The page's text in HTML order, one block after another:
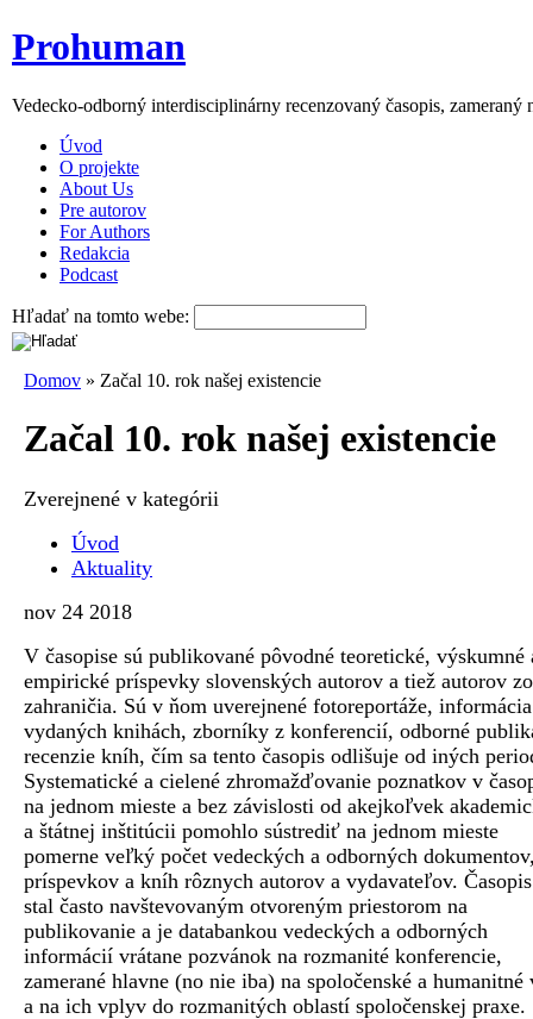
Prohuman
Vedecko-odborný interdisciplinárny recenzovaný časopis,
Úvod
O projekte
About Us
Pre autorov
For Authors
Redakcia
Podcast
Hľadať na tomto webe:
Domov » Začal 10. rok našej existencie
Začal 10. rok našej existencie
Zverejnené v kategórii
Úvod
Aktuality
nov 24 2018
V časopise sú publikované pôvodné teoretické, výskumné
empirické príspevky slovenských autorov a tiež autorov zo
zahraničia. Sú v ňom uverejnené fotoreportáže,
vydaných knihách, zborníky z konferencií, odborné
recenzie kníh, čím sa tento časopis odlišuje od iných
Systematické a cielené zhromažďovanie poznatkov v
na jednom mieste a bez závislosti od akejkoľvek
a štátnej inštitúcii pomohlo sústrediť na jednom mieste
pomerne veľký počet vedeckých a odborných
príspevkov a kníh rôznych autorov a vydavateľov.
stal často navštevovaným otvoreným priestorom na
publikovanie a je databankou vedeckých a odborných
informácií vrátane pozvánok na rozmanité konferencie,
zamerané hlavne (no nie iba) na spoločenské a humanitné
a na ich vplyv do rozmanitých oblastí spoločenskej praxe.